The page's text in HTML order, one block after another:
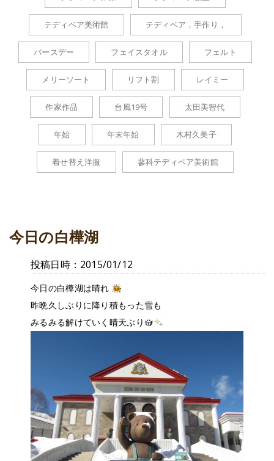
テディベア美術館 テディベア，手作り，
バースデー フェイスタオル フェルト
メリーソート リフト割 レイミー
作家作品 台風19号 太田美智代
年始 年末年始 木村久美子
着せ替え洋服 蓼科テディベア美術館
今日の白樺湖
投稿日時：2015/01/12
今日の白樺湖は晴れ
昨晩久しぶりに降り積もった雪も
みるみる解けていく晴天ぶり